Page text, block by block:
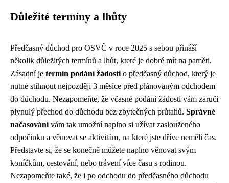
Důležité termíny a lhůty
Předčasný důchod pro OSVČ v roce 2025 s sebou přináší
několik důležitých termínů a lhůt, které je dobré mít na paměti.
Zásadní je termín podání žádosti o předčasný důchod, který je
nutné stihnout nejpozději 3 měsíce před plánovaným odchodem
do důchodu. Nezapomeňte, že včasné podání žádosti vám zaručí
plynulý přechod do důchodu bez zbytečných průtahů. Správné
načasovánívám tak umožní naplno si užívat zaslouženého
odpočinku a věnovat se aktivitám, na které jste dříve neměli čas.
Představte si, že se konečně můžete naplno věnovat svým
koníčkům, cestování, nebo trávení více času s rodinou.
Nezapomeňte také, že i po odchodu do předčasného důchodu